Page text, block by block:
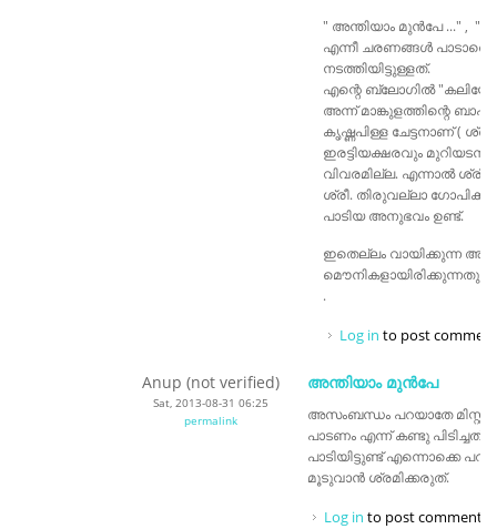
" അന്തിയാം മുൻപേ ..." ,
എന്നീ ചരണങ്ങൾ
നടത്തിയിട്ടുള്ളത്.
എന്റെ ബ്ലോഗിൽ
അന്ന് മാങ്കുളത്തിന്റെ
കൃഷ്ണപിള്ള ചേട്ടനാണ് (
ഇരട്ടിയക്ഷരവും
വിവരമില്ല. എന്നാൽ ശ്രീ.
ശ്രീ. തിരുവല്ലാ
പാടിയ അനുഭവം ഉണ്ട്.
ഇതെല്ലം വായിക്കുന്ന
മൌനികളായിരിക്കുന്നതു
.
Log in to post
Anup (not verified)
Sat, 2013-08-31 06:25
permalink
അന്തിയാം മുൻപേ
അസംബന്ധം പറയാതേ
പാടണം എന്ന് കണ്ടു പിടിച്ചത്
പാടിയിട്ടുണ്ട് എന്നൊക്കെ
മൂടുവാൻ ശ്രമിക്കരുത്.
Log in to post comments